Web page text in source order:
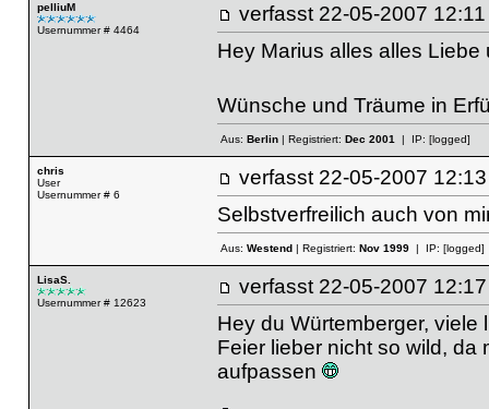
pelliuM
Usernummer # 4464
verfasst 22-05-2007
Hey Marius alles alles
Wünsche und Träume in
Aus: Berlin| Registriert: Dec 2001| IP: [logged]
chris
User
Usernummer # 6
verfasst 22-05-2007
Selbstverfreilich auch von
Aus: Westend| Registriert: Nov 1999| IP: [logged]
LisaS.
Usernummer # 12623
verfasst 22-05-2007
Hey du Würtemberger,
Feier lieber nicht so wild, da
aufpassen